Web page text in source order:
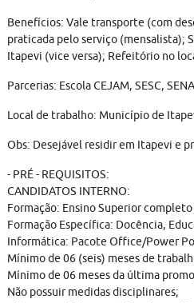
Benefícios: Vale transporte (com
praticada pelo serviço (mensalista);
Itapevi (vice versa); Refeitório no
Parcerias: Escola CEJAM, SESC,
Local de trabalho: Município de
Obs: Desejável residir em Itapevi e
- PRÉ - REQUISITOS:
CANDIDATOS INTERNO:
Formação: Ensino Superior
Formação Específica: Docência,
Informática: Pacote Office/Power
Mínimo de 06 (seis) meses de
Mínimo de 06 meses da última
Não possuir medidas disciplinares;